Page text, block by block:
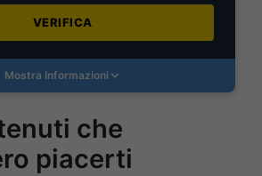
VERIFICA
Mostra Informazioni
che
piacerti